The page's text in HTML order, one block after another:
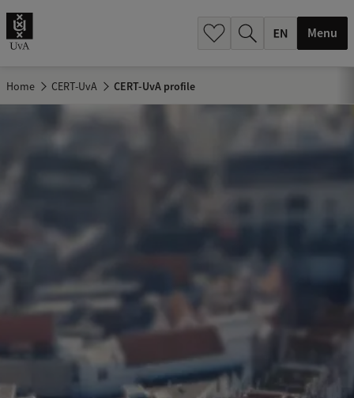
Menu
Home CERT-UvA CERT-UvA profile